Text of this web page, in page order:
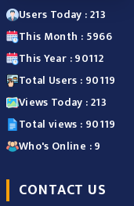
Users Today : 213
This Month : 5966
This Year : 90112
Total Users : 90119
Views Today : 213
Total views : 90119
Who's Online : 9
CONTACT US